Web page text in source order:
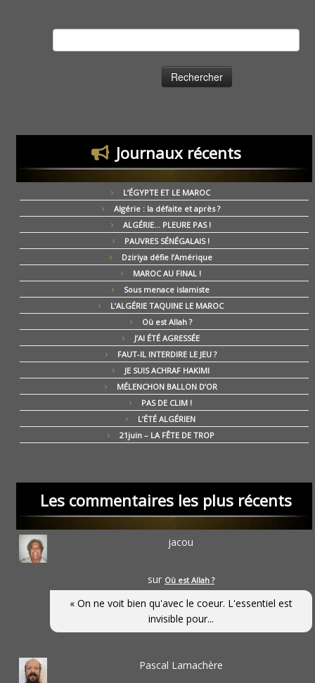
Journaux récents
L’ÉGYPTE ET LE MAROC
Algérie : la défaite et après ?
ALGÉRIE… PLEURE PAS !
PAUVRES SÉNÉGALAIS !
Dziriya défie l’Amérique
MAROC AU FINAL !
Sous menace islamiste
L’ALGÉRIE TAQUINE LE MAROC
Où est Allah ?
J’AI ÉTÉ AGRESSÉE
FAUT-IL INTERDIRE LE JEU ?
JE SUIS ACHRAF HAKIMI
MÉLENCHON BALLON D’OR
PAS DE CLIM !
L’ÉTÉ ALGÉRIEN
21juin – LA FÊTE DE TROP
Les commentaires les plus récents
jacou
sur Où est Allah ?
« On ne voit bien qu'avec le coeur. L'essentiel est
invisible pour...
Pascal Lamachère